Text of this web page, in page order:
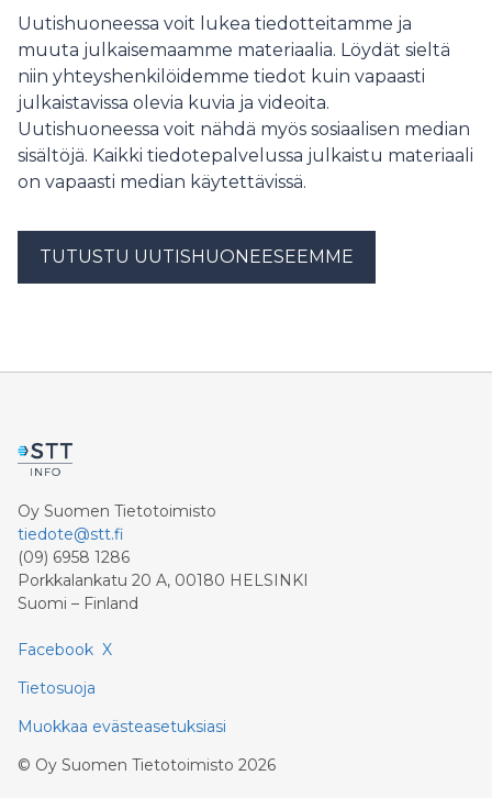
aikaa ja usein he työllistyvätkin useassa eri roolissa
saman sesongin aikana.
Uutishuoneessa voit lukea tiedotteitamme ja
muuta julkaisemaamme materiaalia. Löydät sieltä
niin yhteyshenkilöidemme tiedot kuin vapaasti
julkaistavissa olevia kuvia ja videoita.
Uutishuoneessa voit nähdä myös sosiaalisen median
sisältöjä. Kaikki tiedotepalvelussa julkaistu materiaali
on vapaasti median käytettävissä.
TUTUSTU UUTISHUONEESEEMME
Oy Suomen Tietotoimisto
tiedote@stt.fi
(09) 6958 1286
Porkkalankatu 20 A, 00180 HELSINKI
Suomi – Finland
Facebook X
Tietosuoja
Muokkaa evästeasetuksiasi
© Oy Suomen Tietotoimisto 2026